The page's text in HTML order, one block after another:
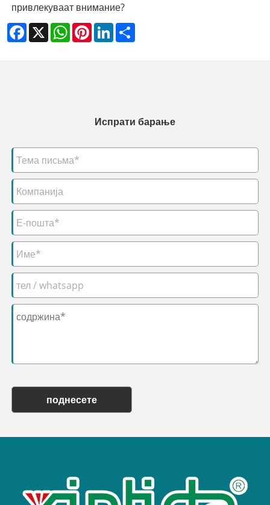
привлекуваат внимание?
Facebook
X WhatsApp
PinterestLinkedIn
Испрати барање
поднесете